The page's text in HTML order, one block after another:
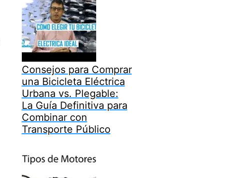
Consejos para Comprar
una Bicicleta Eléctrica
Urbana vs. Plegable:
La Guía Definitiva para
Combinar con
Transporte Público